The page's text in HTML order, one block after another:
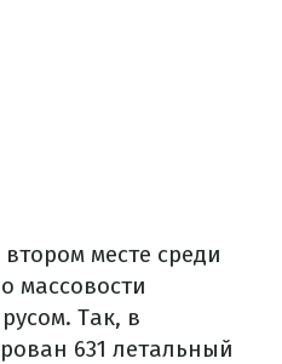
месте среди
массовости
Так, в
631 летальный